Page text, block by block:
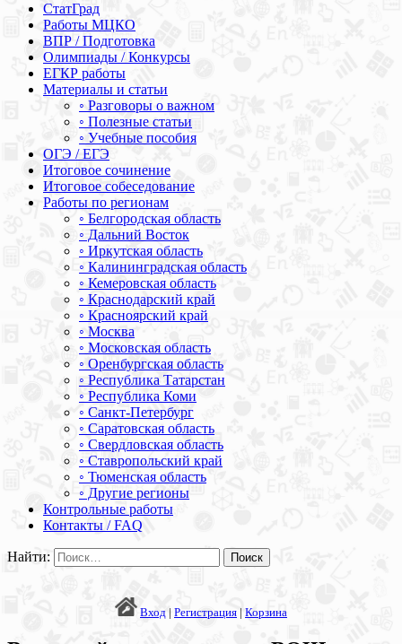
СтатГрад
Работы МЦКО
ВПР / Подготовка
Олимпиады / Конкурсы
ЕГКР работы
Материалы и статьи
◦ Разговоры о важном
◦ Полезные статьи
◦ Учебные пособия
ОГЭ / ЕГЭ
Итоговое сочинение
Итоговое собеседование
Работы по регионам
◦ Белгородская область
◦ Дальний Восток
◦ Иркутская область
◦ Калининградская область
◦ Кемеровская область
◦ Краснодарский край
◦ Красноярский край
◦ Москва
◦ Московская область
◦ Оренбургская область
◦ Республика Татарстан
◦ Республика Коми
◦ Санкт-Петербург
◦ Саратовская область
◦ Свердловская область
◦ Ставропольский край
◦ Тюменская область
◦ Другие регионы
Контрольные работы
Контакты / FAQ
Найти:
Вход | Регистрация | Корзина